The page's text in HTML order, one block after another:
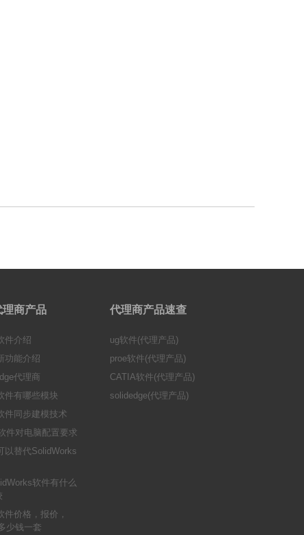
商产品
件介绍
功能介绍
代理商
件有哪些模块
件同步建模技术
件对电脑配置要求
以替代SolidWorks
软件有什么
件价格，报价，
少钱一套
代理商产品速查
ug软件(代理产品)
proe软件(代理产品)
CATIA软件(代理产品)
solidedge(代理产品)